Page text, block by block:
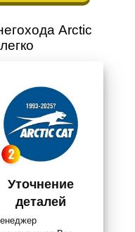
Arctic
Уточнение
деталей